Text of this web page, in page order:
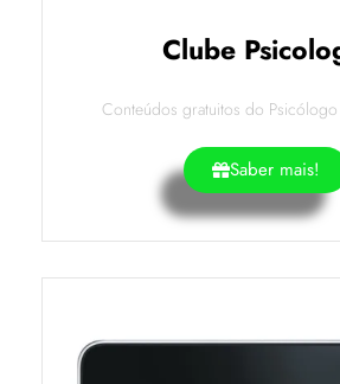
Clube
Conteúdos gratuitos do Psicólogo
Saber mais!